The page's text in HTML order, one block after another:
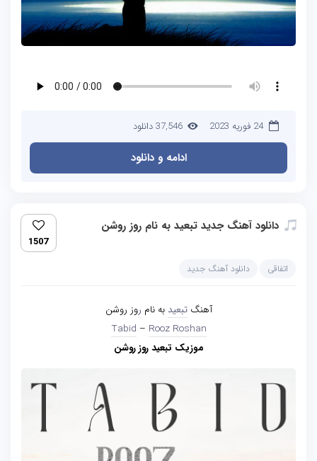
24 فوریه 2023 37,546 دانلود
ادامه و دانلود
دانلود آهنگ جدید تبعید به نام روز روشن
1507
اتفاقی دانلود آهنگ جدید
آهنگتبعید به نام روز روشن
Tabid – Rooz Roshan
موزیک تبعید روز روشن